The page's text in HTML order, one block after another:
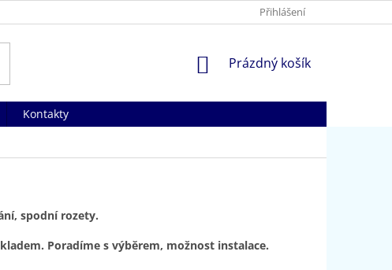
Přihlášení
NÁKUPNÍ
Prázdný košík
Kontakty
spodní rozety.
Poradíme s výběrem, možnost instalace.